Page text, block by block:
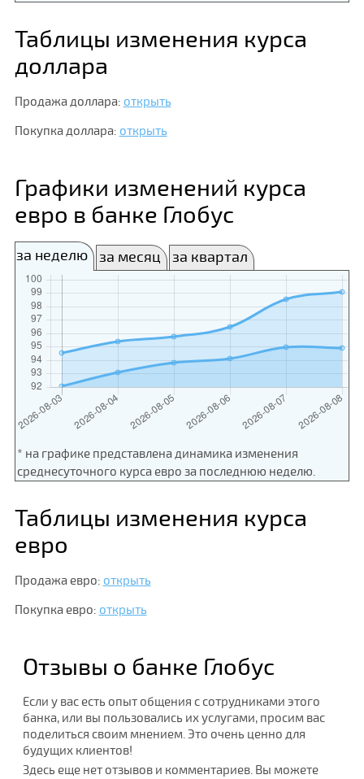
Таблицы изменения курса
доллара
Продажа доллара: открыть
Покупка доллара: открыть
Графики изменений курса
евро в банке Глобус
за неделю за месяц за квартал
* на графике представлена динамика изменения
среднесуточного курса евро за последнюю неделю.
Таблицы изменения курса
евро
Продажа евро: открыть
Покупка евро: открыть
Отзывы о банке Глобус
Если у вас есть опыт общения с сотрудниками этого
банка, или вы пользовались их услугами, просим вас
поделиться своим мнением. Это очень ценно для
будущих клиентов!
Здесь еще нет отзывов и комментариев. Вы можете